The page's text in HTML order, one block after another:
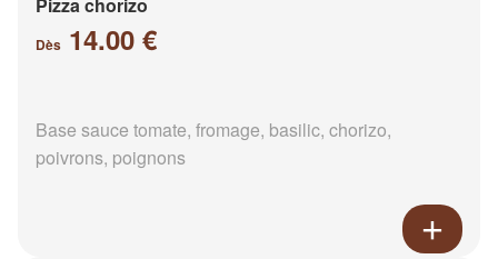
Pizza chorizo
Dès 14.00 €
Base sauce tomate, fromage, basilic, chorizo,
poivrons, poignons